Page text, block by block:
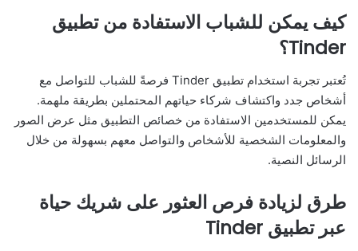
كيف يمكن للشباب الاستفادة من تطبيق
Tinder؟
تُعتبر تجربة استخدام تطبيق Tinder فرصةً للشباب للتواصل مع
أشخاص جدد واكتشاف شركاء حياتهم المحتملين بطريقة ملهمة.
يمكن للمستخدمين الاستفادة من خصائص التطبيق مثل عرض الصور
والمعلومات الشخصية للأشخاص والتواصل معهم بسهولة من خلال
الرسائل النصية.
طرق لزيادة فرص العثور على شريك حياة
عبر تطبيق Tinder